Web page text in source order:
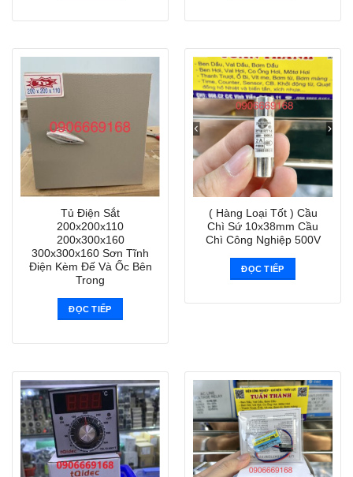
Tủ Điện Sắt
200x200x110
200x300x160
300x300x160 Sơn Tĩnh
Điện Kèm Đế Và Ốc Bên
Trong
ĐỌC TIẾP
( Hàng Loại Tốt ) Cầu
Chì Sứ 10x38mm Cầu
Chì Công Nghiệp 500V
ĐỌC TIẾP